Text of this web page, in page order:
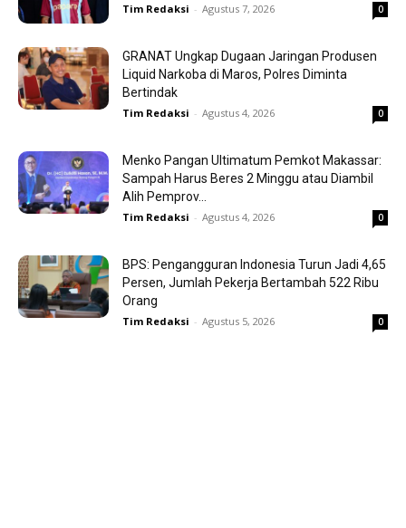
Tim Redaksi - Agustus 7, 2026 0
GRANAT Ungkap Dugaan Jaringan Produsen
Liquid Narkoba di Maros, Polres Diminta
Bertindak
Tim Redaksi - Agustus 4, 2026 0
Menko Pangan Ultimatum Pemkot Makassar:
Sampah Harus Beres 2 Minggu atau Diambil
Alih Pemprov...
Tim Redaksi - Agustus 4, 2026 0
BPS: Pengangguran Indonesia Turun Jadi 4,65
Persen, Jumlah Pekerja Bertambah 522 Ribu
Orang
Tim Redaksi - Agustus 5, 2026 0